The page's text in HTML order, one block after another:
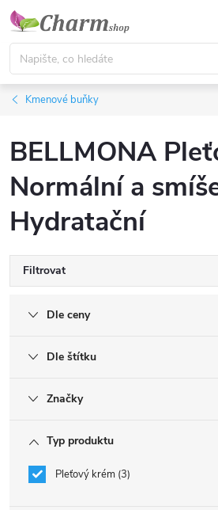
Přejít
obsah
Kmenové buňky
BELLMONA
Normální a
Hydratační
Filtrovat
Dle ceny
Dle štítku
Značky
Typ produktu
Pleťový krém 3